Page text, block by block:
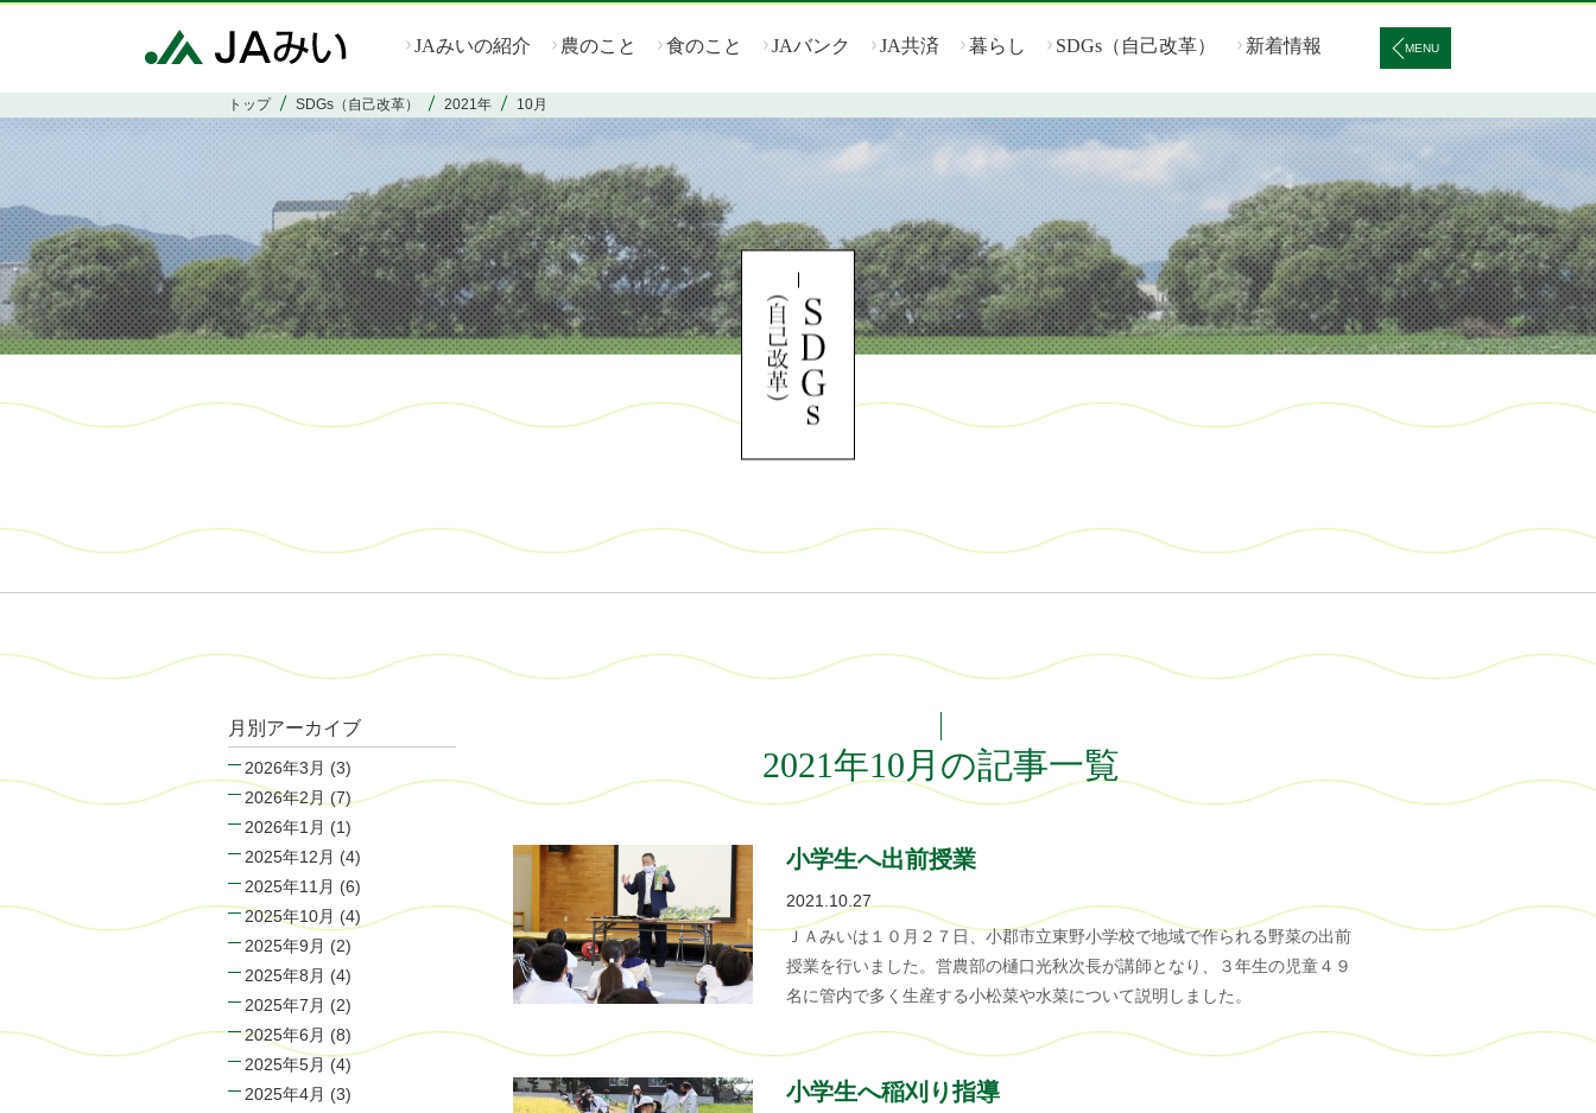
JAみいの紹介 農のこと 食のこと JAバンク JA共済 暮らし SDGs（自己改革） 新着情報 MENU
トップ SDGs（自己改革） 2021年 10月
2021年10月の記事一覧
小学生へ出前授業
2021.10.27
ＪＡみいは１０月２７日、小郡市立東野小学校で地域で作られる野菜の出前
授業を行いました。営農部の樋口光秋次長が講師となり、３年生の児童４９
名に管内で多く生産する小松菜や水菜について説明しました。
小学生へ稲刈り指導
月別アーカイブ
2026年3月 (3)
2026年2月 (7)
2026年1月 (1)
2025年12月 (4)
2025年11月 (6)
2025年10月 (4)
2025年9月 (2)
2025年8月 (4)
2025年7月 (2)
2025年6月 (8)
2025年5月 (4)
2025年4月 (3)